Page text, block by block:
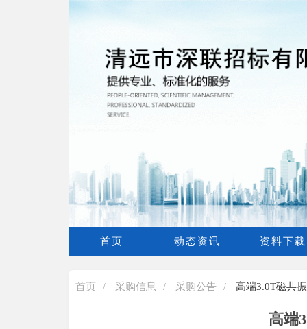
首页 动态资讯 资料下载
首页 采购信息 采购公告 高端3.0T磁共
高端